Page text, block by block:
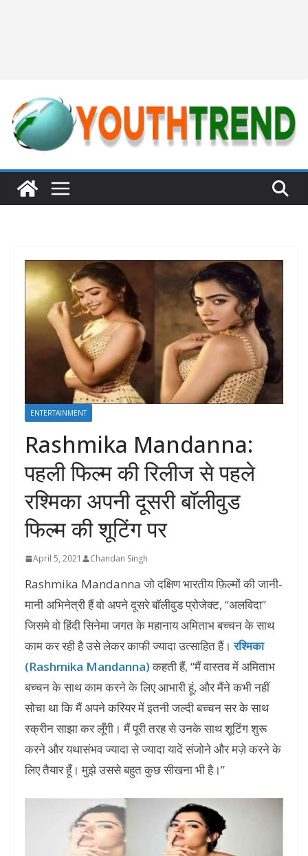
ENTERTAINMENT
Rashmika Mandanna:
पहली फिल्म की रिलीज से पहले
रश्मिका अपनी दूसरी बॉलीवुड
फिल्म की शूटिंग पर
April 5, 2021 Chandan Singh
Rashmika Mandanna जो दक्षिण भारतीय फ़िल्मों की जानी-
मानी अभिनेत्री हैं वो अपने दूसरे बॉलीवुड प्रोजेक्ट, “अलविदा”
जिसमे वो हिंदी सिनेमा जगत के महानाय अमिताभ बच्चन के साथ
काम कर रही है उसे लेकर काफी ज्यादा उत्साहित हैं।रश्मिका
(Rashmika Mandanna)कहती हैं, “मैं वास्तव में अमिताभ
बच्चन के साथ काम करने के लिए आभारी हूं, और मैंने कभी नहीं
सोचा था कि मैं अपने करियर में इतनी जल्दी बच्चन सर के साथ
स्क्रीन साझा कर लूँगी। मैं पूरी तरह से उनके साथ शूटिंग शुरू
करने और यथासंभव ज्यादा से ज्यादा यादें संजोने और मज़े करने के
लिए तैयार हूँ। मुझे उससे बहुत कुछ सीखना भी है।”